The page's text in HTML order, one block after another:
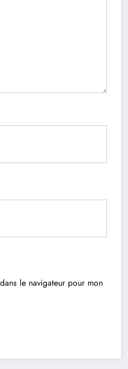
le navigateur pour mon